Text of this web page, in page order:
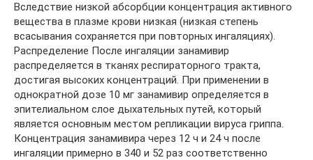
Вследствие низкой абсорбции концентрация активного
вещества в плазме крови низкая (низкая степень
всасывания сохраняется при повторных ингаляциях).
Распределение После ингаляции занамивир
распределяется в тканях респираторного тракта,
достигая высоких концентраций. При применении в
однократной дозе 10 мг занамивир определяется в
эпителиальном слое дыхательных путей, который
является основным местом репликации вируса гриппа.
Концентрация занамивира через 12 ч и 24 ч после
ингаляции примерно в 340 и 52 раз соответственно